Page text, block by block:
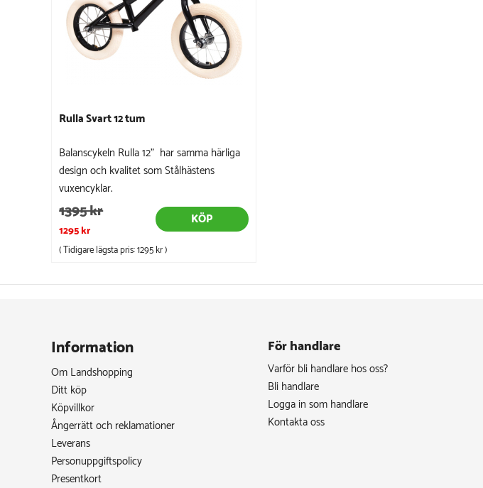
Rulla Svart 12 tum
Balanscykeln Rulla 12" har samma härliga
design och kvalitet som Stålhästens
vuxencyklar.
1395 kr
1295 kr
KÖP
( Tidigare lägsta pris:1295 kr)
Information
Om Landshopping
Ditt köp
Köpvillkor
Ångerrätt och reklamationer
Leverans
Personuppgiftspolicy
Presentkort
För handlare
Varför bli handlare hos oss?
Bli handlare
Logga in som handlare
Kontakta oss